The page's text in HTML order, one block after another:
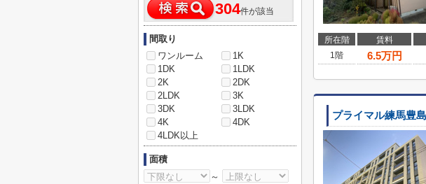
所在階 賃料
1階
6.5万円
プライマル練馬豊
304件が該当
間取り
ワンルーム
1K
1DK
1LDK
2K
2DK
2LDK
3K
3DK
3LDK
4K
4DK
4LDK以上
面積
～